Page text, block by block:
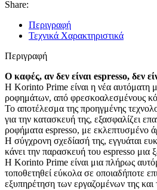
Share:
Περιγραφή
Τεχνικά Χαρακτηριστικά
Περιγραφή
Ο καφές, αν δεν είναι espresso, δεν
Η Korinto Prime είναι η νέα αυτόματη
ροφημάτων, από φρεσκοαλεσμένους
To αποτέλεσμα της προηγμένης
για την κατασκευή της, εξασφαλίζει
ροφήματα espresso, με εκλεπτυσμένο
Η σύγχρονη σχεδίασή της, εγγυάται
κάνει την παρασκευή του espresso μια
Η Korinto Prime είναι μια πλήρως
τοποθετηθεί εύκολα σε οποιαδήποτε
εξυπηρέτηση των εργαζομένων της και